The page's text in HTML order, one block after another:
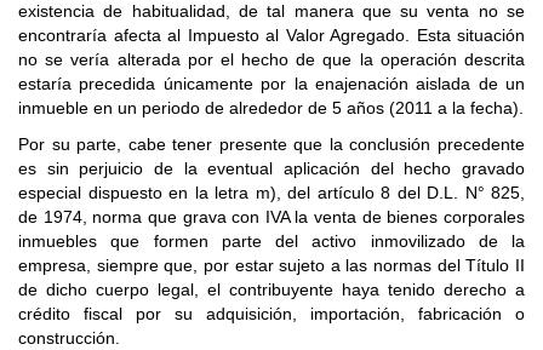
existencia de habitualidad, de tal manera que su venta no se
encontraría afecta al Impuesto al Valor Agregado. Esta situación
no se vería alterada por el hecho de que la operación descrita
estaría precedida únicamente por la enajenación aislada de un
inmueble en un periodo de alrededor de 5 años (2011 a la fecha).
Por su parte, cabe tener presente que la conclusión precedente
es sin perjuicio de la eventual aplicación del hecho gravado
especial dispuesto en la letra m), del artículo 8 del D.L. N° 825,
de 1974, norma que grava con IVA la venta de bienes corporales
inmuebles que formen parte del activo inmovilizado de la
empresa, siempre que, por estar sujeto a las normas del Título II
de dicho cuerpo legal, el contribuyente haya tenido derecho a
crédito fiscal por su adquisición, importación, fabricación o
construcción.